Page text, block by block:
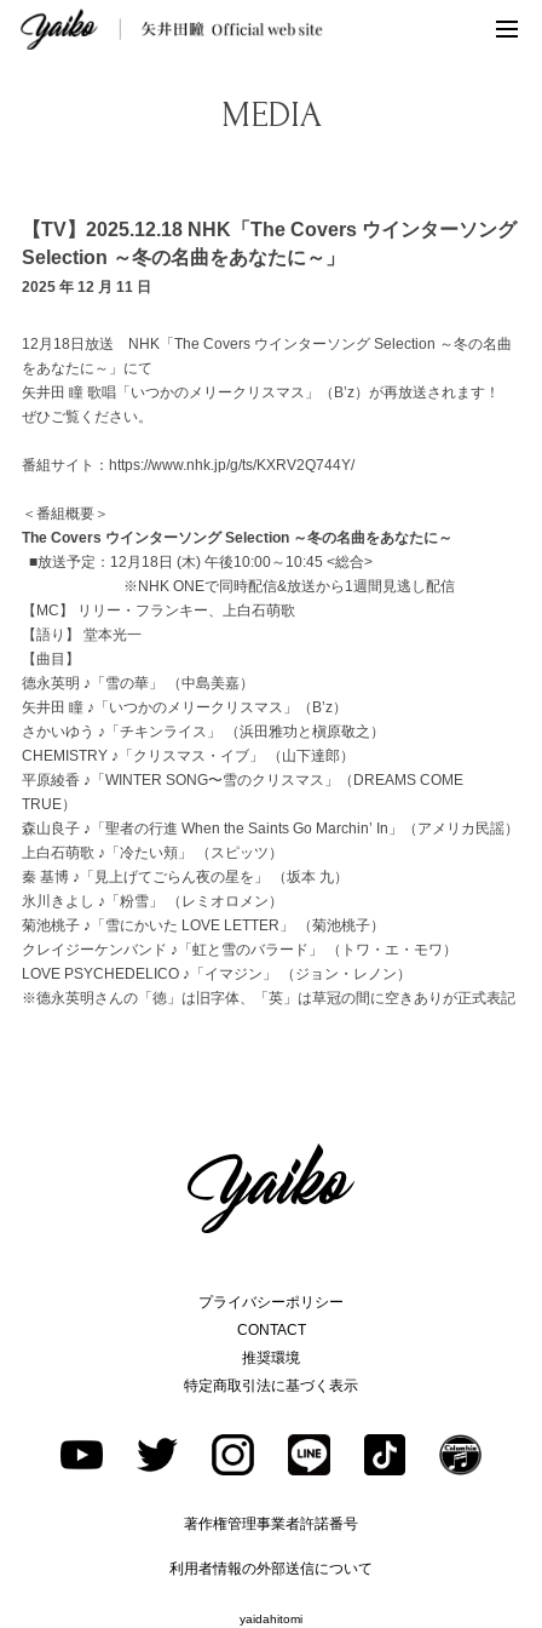
MEDIA
【TV】2025.12.18 NHK「The Covers ウインターソング
Selection ～冬の名曲をあなたに～」
2025 年 12 月 11 日
12月18日放送 NHK「The Covers ウインターソング Selection ～冬の名曲
をあなたに～」にて
矢井田 瞳 歌唱「いつかのメリークリスマス」（B’z）が再放送されます！
ぜひご覧ください。
番組サイト： https://www.nhk.jp/g/ts/KXRV2Q744Y/
＜番組概要＞
The Covers ウインターソング Selection ～冬の名曲をあなたに～
■放送予定：12月18日 (木) 午後10:00～10:45 <総合>
※NHK ONEで同時配信&放送から1週間見逃し配信
【MC】 リリー・フランキー、上白石萌歌
【語り】 堂本光一
【曲目】
德永英明 ♪「雪の華」 （中島美嘉）
矢井田 瞳 ♪「いつかのメリークリスマス」（B’z）
さかいゆう ♪「チキンライス」 （浜田雅功と槇原敬之）
CHEMISTRY ♪「クリスマス・イブ」 （山下達郎）
平原綾香 ♪「WINTER SONG〜雪のクリスマス」（DREAMS COME
TRUE）
森山良子 ♪「聖者の行進 When the Saints Go Marchin’ In」（アメリカ民謡）
上白石萌歌 ♪「冷たい頬」 （スピッツ）
秦 基博 ♪「見上げてごらん夜の星を」 （坂本 九）
氷川きよし ♪「粉雪」 （レミオロメン）
菊池桃子 ♪「雪にかいた LOVE LETTER」 （菊池桃子）
クレイジーケンバンド ♪「虹と雪のバラード」 （トワ・エ・モワ）
LOVE PSYCHEDELICO ♪「イマジン」 （ジョン・レノン）
※德永英明さんの「徳」は旧字体、「英」は草冠の間に空きありが正式表記
プライバシーポリシー
CONTACT
推奨環境
特定商取引法に基づく表示
著作権管理事業者許諾番号
利用者情報の外部送信について
yaidahitomi